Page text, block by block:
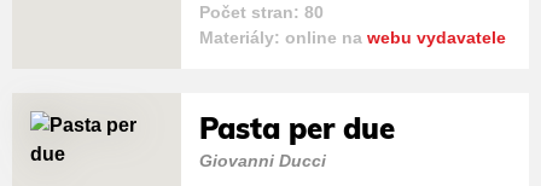
Počet stran: 80
Materiály: online na webu vydavatele
Pasta per due
Giovanni Ducci